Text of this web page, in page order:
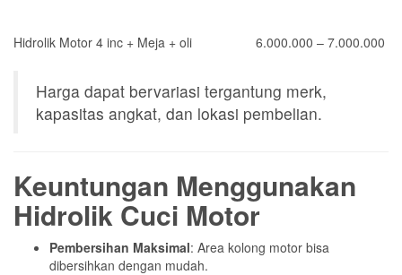
Hidrolik Motor 4 inc + Meja + oli 6.000.000 – 7.000.000
Harga dapat bervariasi tergantung merk,
kapasitas angkat, dan lokasi pembelian.
Keuntungan Menggunakan
Hidrolik Cuci Motor
Pembersihan Maksimal: Area kolong motor bisa
dibersihkan dengan mudah.